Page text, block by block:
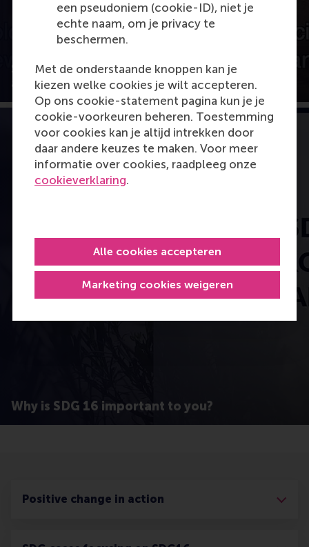
een pseudoniem (cookie-ID), niet je
echte naam, om je privacy te
beschermen.
Met de onderstaande knoppen kan je
kiezen welke cookies je wilt accepteren.
Op ons cookie-statement pagina kun je je
cookie-voorkeuren beheren. Toestemming
voor cookies kan je altijd intrekken door
daar andere keuzes te maken. Voor meer
informatie over cookies, raadpleeg onze
cookieverklaring.
Marketing cookies weigeren
Alle cookies accepteren
SDG 16: A business case about peace, justice
and strong institutions (part 2)
Why is SDG 16 important to you?
Open popup met video
Positive change in action